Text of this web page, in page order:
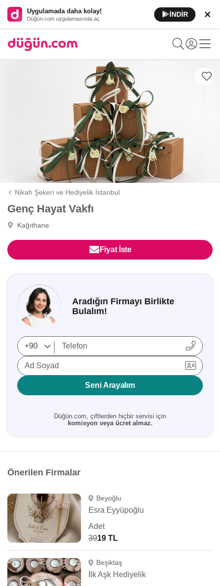
Uygulamada daha kolay!
Düğün.com uygulamasında aç
İNDİR
Nikah Şekeri ve Hediyelik İstanbul
Genç Hayat Vakfı
Kağıthane
Fiyat İste
Aradığın Firmayı Birlikte
Bulalım!
Ad Soyad
Seni Arayalım
Düğün.com, çiftlerden hiçbir servisi için
komisyon veya ücret almaz.
Önerilen Firmalar
Beyoğlu
Esra Eyyüpoğlu
Adet
3919 TL
Beşiktaş
İlk Aşk Hediyelik